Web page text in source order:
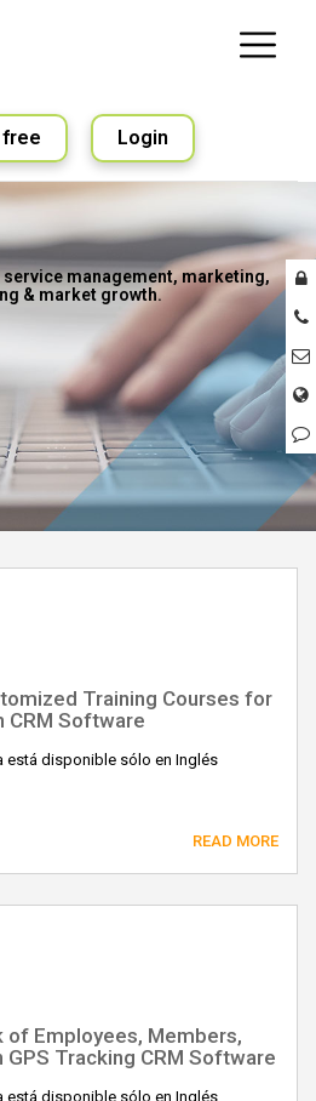
free Login
service management, marketing,
& market growth.
Training Courses for
CRM Software
está disponible sólo en Inglés
READ MORE
of Employees, Members,
Tracking CRM Software
está disponible sólo en Inglés